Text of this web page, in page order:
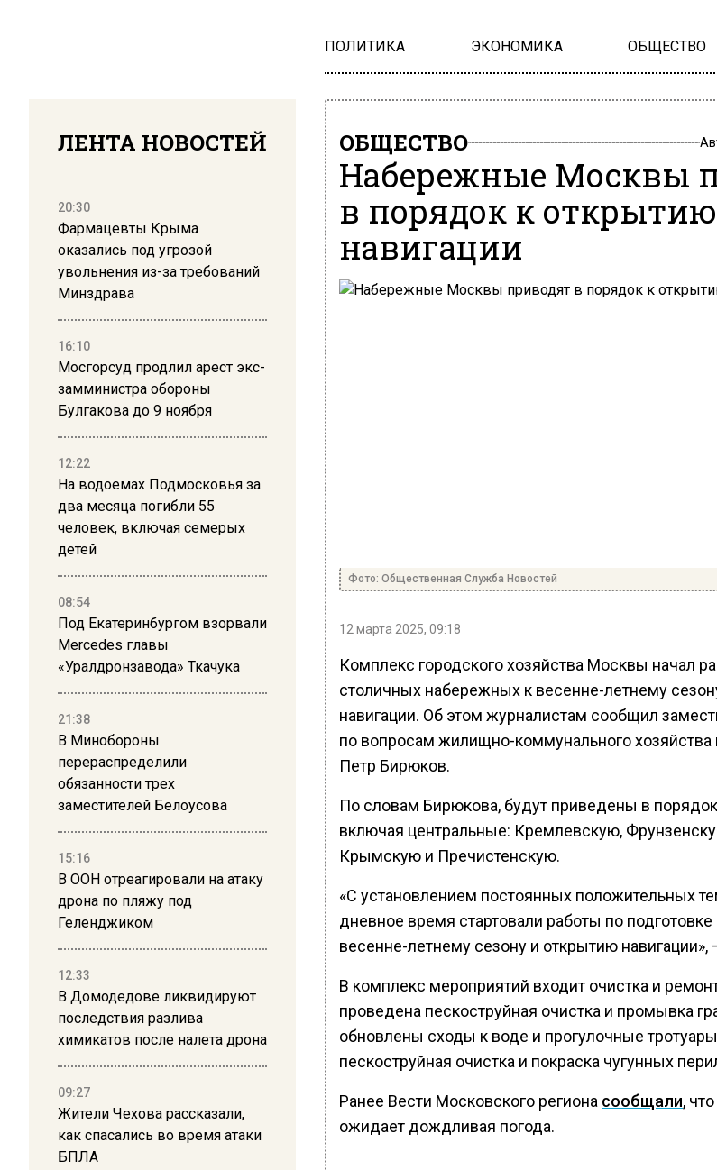
ПОЛИТИКА ЭКОНОМИКА ОБЩЕСТВО
ЛЕНТА НОВОСТЕЙ
20:30
Фармацевты Крыма
оказались под угрозой
увольнения из-за требований
Минздрава
16:10
Мосгорсуд продлил арест экс-
замминистра обороны
Булгакова до 9 ноября
12:22
На водоемах Подмосковья за
два месяца погибли 55
человек, включая семерых
детей
08:54
Под Екатеринбургом взорвали
Mercedes главы
«Уралдронзавода» Ткачука
21:38
В Минобороны
перераспределили
обязанности трех
заместителей Белоусова
15:16
В ООН отреагировали на атаку
дрона по пляжу под
Геленджиком
12:33
В Домодедове ликвидируют
последствия разлива
химикатов после налета дрона
09:27
Жители Чехова рассказали,
как спасались во время атаки
БПЛА
ОБЩЕСТВО
Набережные Москвы
в порядок к открытию
навигации
Фото: Общественная Служба Новостей
12 марта 2025, 09:18
Комплекс городского хозяйства Москвы начал
столичных набережных к весенне-летнему
навигации. Об этом журналистам сообщил
по вопросам жилищно-коммунального хозяйства
Петр Бирюков.
По словам Бирюкова, будут приведены в
включая центральные: Кремлевскую,
Крымскую и Пречистенскую.
«С установлением постоянных положительных
дневное время стартовали работы по
весенне-летнему сезону и открытию
В комплекс мероприятий входит очистка и
проведена пескоструйная очистка и промывка
обновлены сходы к воде и прогулочные
пескоструйная очистка и покраска чугунных
Ранее Вести Московского региона сообщали,
ожидает дождливая погода.